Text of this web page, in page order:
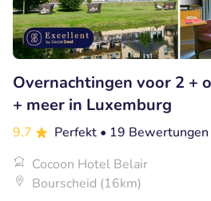
Overnachtingen voor 2 +
+ meer in Luxemburg
9.7 Perfekt • 19 Bewertungen
Cocoon Hotel Belair
Bourscheid (16km)